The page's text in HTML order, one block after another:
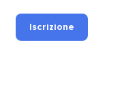
Iscrizione